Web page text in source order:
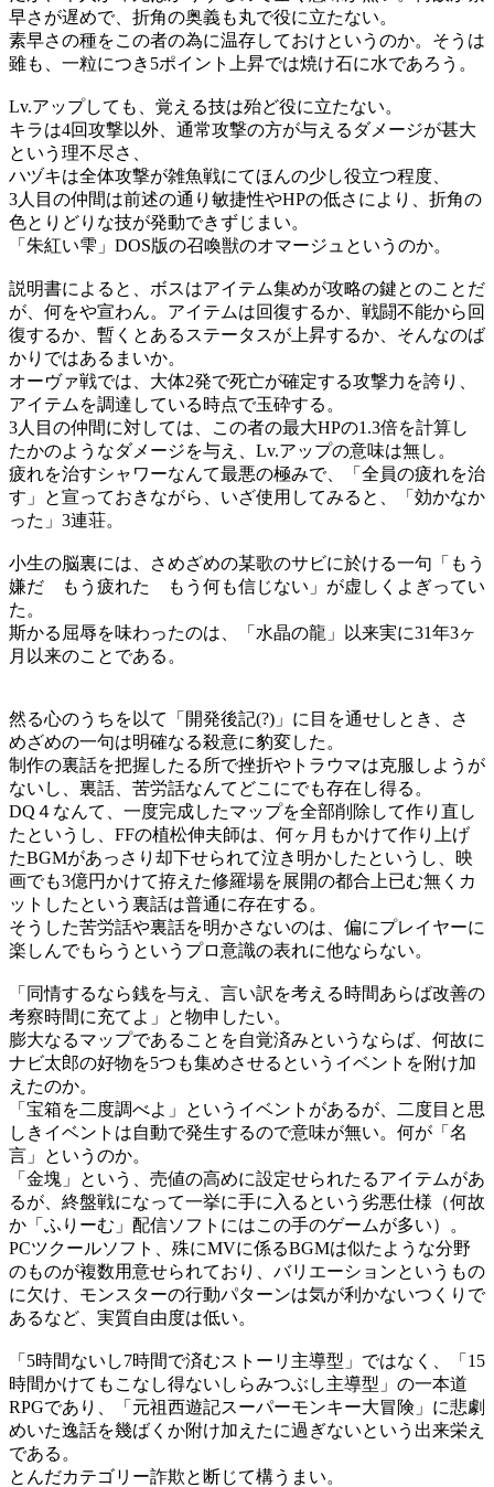
早さが遅めで、折角の奥義も丸で役に立たない。
素早さの種をこの者の為に温存しておけというのか。そうは
雖も、一粒につき5ポイント上昇では焼け石に水であろう。
Lv.アップしても、覚える技は殆ど役に立たない。
キラは4回攻撃以外、通常攻撃の方が与えるダメージが甚大
という理不尽さ、
ハヅキは全体攻撃が雑魚戦にてほんの少し役立つ程度、
3人目の仲間は前述の通り敏捷性やHPの低さにより、折角の
色とりどりな技が発動できずじまい。
「朱紅い雫」DOS版の召喚獣のオマージュというのか。
説明書によると、ボスはアイテム集めが攻略の鍵とのことだ
が、何をや宣わん。アイテムは回復するか、戦闘不能から回
復するか、暫くとあるステータスが上昇するか、そんなのば
かりではあるまいか。
オーヴァ戦では、大体2発で死亡が確定する攻撃力を誇り、
アイテムを調達している時点で玉砕する。
3人目の仲間に対しては、この者の最大HPの1.3倍を計算し
たかのようなダメージを与え、Lv.アップの意味は無し。
疲れを治すシャワーなんて最悪の極みで、「全員の疲れを治
す」と宣っておきながら、いざ使用してみると、「効かなか
った」3連荘。
小生の脳裏には、さめざめの某歌のサビに於ける一句「もう
嫌だ もう疲れた もう何も信じない」が虚しくよぎってい
た。
斯かる屈辱を味わったのは、「水晶の龍」以来実に31年3ヶ
月以来のことである。
然る心のうちを以て「開発後記(?)」に目を通せしとき、さ
めざめの一句は明確なる殺意に豹変した。
制作の裏話を把握したる所で挫折やトラウマは克服しようが
ないし、裏話、苦労話なんてどこにでも存在し得る。
DQ４なんて、一度完成したマップを全部削除して作り直し
たというし、FFの植松伸夫師は、何ヶ月もかけて作り上げ
たBGMがあっさり却下せられて泣き明かしたというし、映
画でも3億円かけて拵えた修羅場を展開の都合上已む無くカ
ットしたという裏話は普通に存在する。
そうした苦労話や裏話を明かさないのは、偏にプレイヤーに
楽しんでもらうというプロ意識の表れに他ならない。
「同情するなら銭を与え、言い訳を考える時間あらば改善の
考察時間に充てよ」と物申したい。
膨大なるマップであることを自覚済みというならば、何故に
ナビ太郎の好物を5つも集めさせるというイベントを附け加
えたのか。
「宝箱を二度調べよ」というイベントがあるが、二度目と思
しきイベントは自動で発生するので意味が無い。何が「名
言」というのか。
「金塊」という、売値の高めに設定せられたるアイテムがあ
るが、終盤戦になって一挙に手に入るという劣悪仕様（何故
か「ふりーむ」配信ソフトにはこの手のゲームが多い）。
PCツクールソフト、殊にMVに係るBGMは似たような分野
のものが複数用意せられており、バリエーションというもの
に欠け、モンスターの行動パターンは気が利かないつくりで
あるなど、実質自由度は低い。
「5時間ないし7時間で済むストーリ主導型」ではなく、「15
時間かけてもこなし得ないしらみつぶし主導型」の一本道
RPGであり、「元祖西遊記スーパーモンキー大冒険」に悲劇
めいた逸話を幾ばくか附け加えたに過ぎないという出来栄え
である。
とんだカテゴリー詐欺と断じて構うまい。